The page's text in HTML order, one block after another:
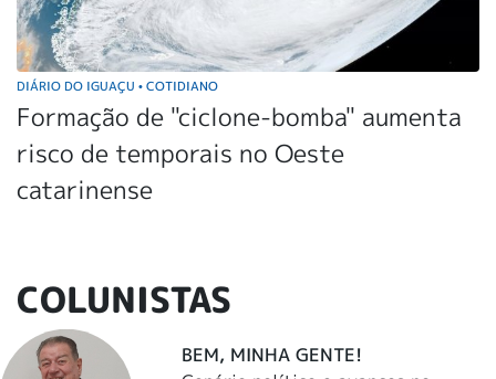
DIÁRIO DO IGUAÇU • COTIDIANO
Formação de "ciclone-bomba" aumenta
risco de temporais no Oeste
catarinense
COLUNISTAS
BEM, MINHA GENTE!